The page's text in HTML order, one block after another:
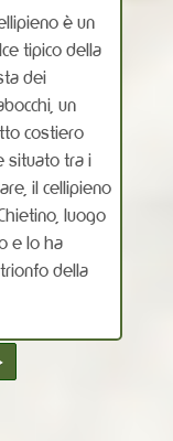
è un
tipico della
dei
un
costiero
situato tra i
il cellipieno
luogo
e lo ha
della